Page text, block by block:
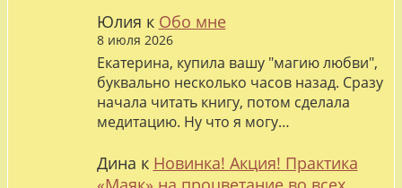
Юлия к Обо мне
8 июля 2026
Екатерина, купила вашу "магию любви",
буквально несколько часов назад. Сразу
начала читать книгу, потом сделала
медитацию. Ну что я могу…
Дина к Новинка! Акция! Практика